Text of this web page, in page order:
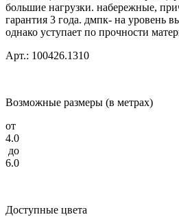
большие нагрузки. набережные,
гарантия 3 года. дмпк- на уровень
однако уступает по прочности
Арт.: 100426.1310
Возможные размеры (в метрах)
от
4.0
до
6.0
Доступные цвета